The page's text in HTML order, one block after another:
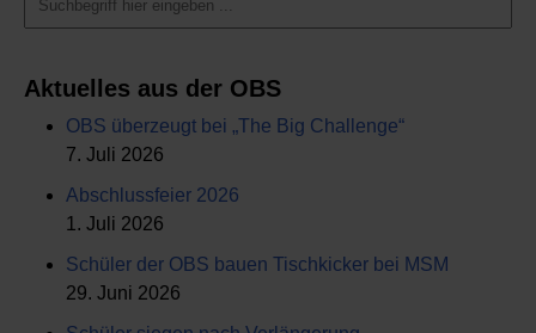
Aktuelles aus der OBS
OBS überzeugt bei „The Big Challenge“
7. Juli 2026
Abschlussfeier 2026
1. Juli 2026
Schüler der OBS bauen Tischkicker bei MSM
29. Juni 2026